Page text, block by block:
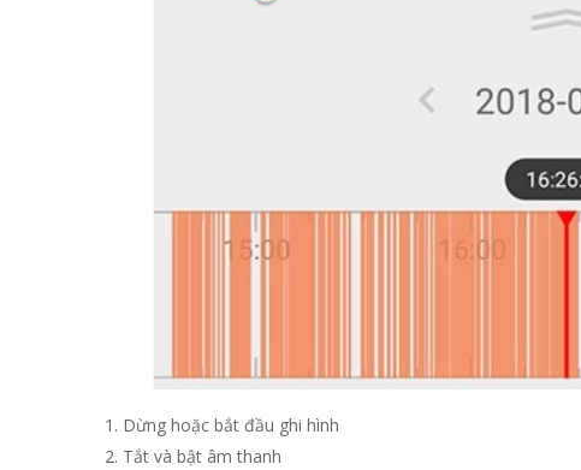
Dừng hoặc bắt đầu ghi hình
Tắt và bật âm thanh